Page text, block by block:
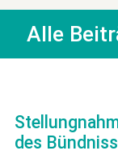
Alle
des